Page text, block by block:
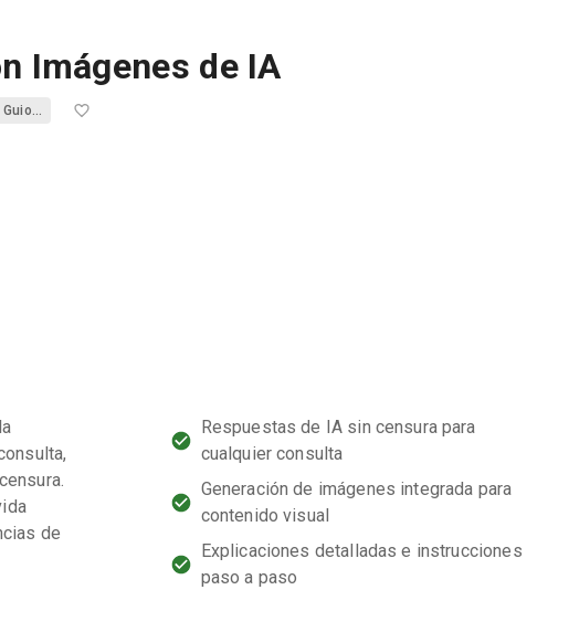
Imágenes de IA
Escritura de Guiones
de
Respuestas de IA sin censura para
cualquier consulta
Generación de imágenes integrada para
contenido visual
Explicaciones detalladas e instrucciones
paso a paso